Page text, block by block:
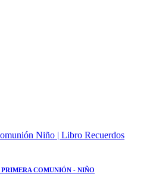
COMUNIÓN - NIÑO